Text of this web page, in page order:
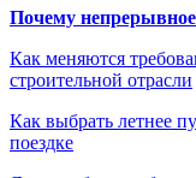
Почему
Как меняются
строительной отрасли
Как выбрать летнее
поездке